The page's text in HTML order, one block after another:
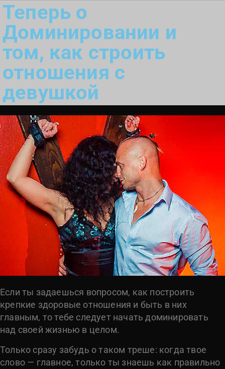
Теперь о
Доминировании и
том, как строить
отношения с
девушкой
Если ты задаешься вопросом, как построить
крепкие здоровые отношения и быть в них
главным, то тебе следует начать доминировать
над своей жизнью в целом.
Только сразу забудь о таком треше: когда твое
слово — главное, только ты знаешь как правильно